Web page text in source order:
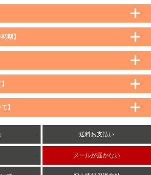
期】
通常 沖縄・離島など一部地域
590円（税込）
】
送料無料
送料お支払い
メールが届かない